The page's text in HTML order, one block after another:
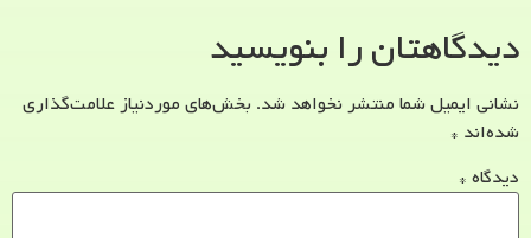
دیدگاهتان را بنویسید
نشانی ایمیل شما منتشر نخواهد شد. بخش‌های موردنیاز علامت‌گذاری
شده‌اند *
دیدگاه *